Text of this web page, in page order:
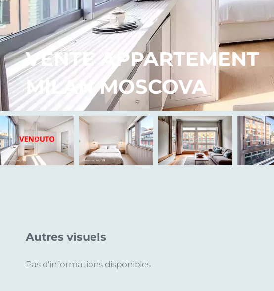
VENTE APPARTEMENT
MILAN MOSCOVA
Autres visuels
Pas d'informations disponibles